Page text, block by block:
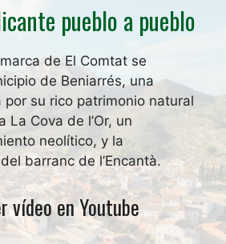
pueblo a pueblo
de El Comtat se
de Beniarrés, una
su rico patrimonio natural
La Cova de l’Or, un
neolítico, y la
barranc de l’Encantà.
vídeo en Youtube